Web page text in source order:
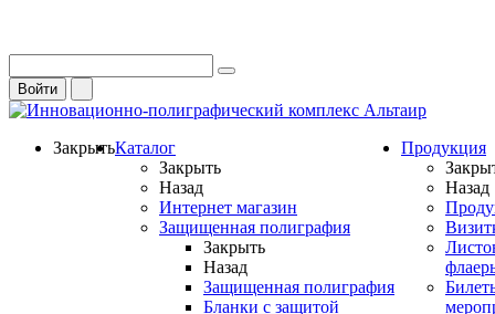
Войти
ЗакрытьКаталог
Закрыть
Назад
Интернет магазин
Защищенная полиграфия
Закрыть
Назад
Защищенная полиграфия
Бланки с защитой
Продукция
Назад